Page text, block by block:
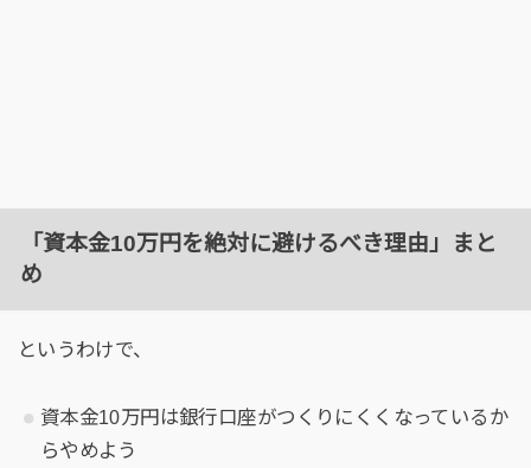
「資本金10万円を絶対に避けるべき理由」まと
め
というわけで、
資本金10万円は銀行口座がつくりにくくなっているか
らやめよう